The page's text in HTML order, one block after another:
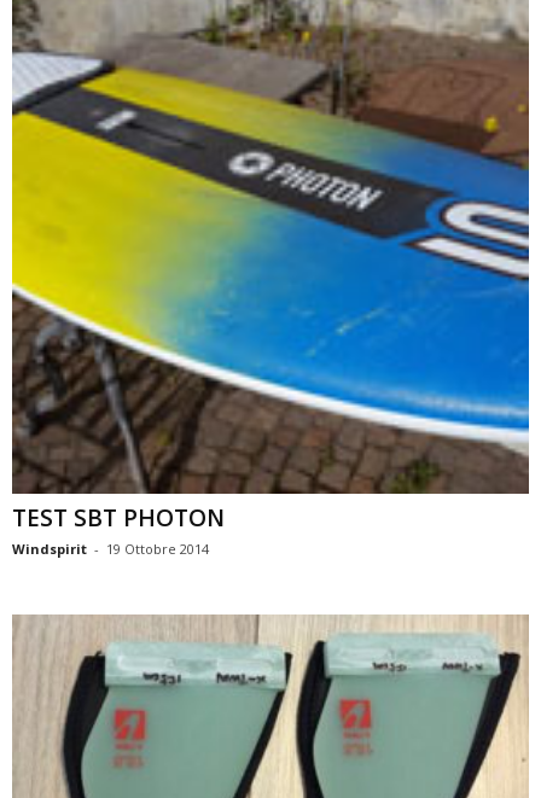
TEST SBT PHOTON
Windspirit - 19 Ottobre 2014